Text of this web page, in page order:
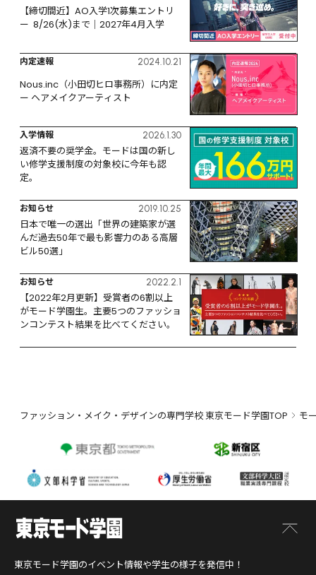
【締切間近】AO入学1次募集エントリ
ー  8/26(水)まで｜2027年4月入学
内定速報 2024.10.21
Nous.inc（小田切ヒロ事務所）に内定
ー ヘアメイクアーティスト
入学情報 2026.1.30
返済不要の奨学金。モードは国の新し
い修学支援制度の対象校に今年も認
定。
お知らせ 2019.10.25
日本で唯一の選出「世界の建築家が選
んだ過去50年で最も影響力のある高層
ビル50選」
お知らせ 2022.2.1
【2022年2月更新】受賞者の6割以上
がモード学園生。主要5つのファッショ
ンコンテスト結果を比べてください。
ファッション・メイク・デザインの専門学校 東京モード学園TOP モ
東京モード学園のイベント情報や学生の様子を発信中！